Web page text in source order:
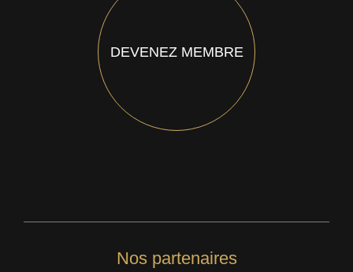
DEVENEZ MEMBRE
Nos partenaires